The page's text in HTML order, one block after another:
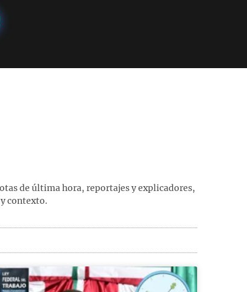
de última hora, reportajes y explicadores,
contexto.